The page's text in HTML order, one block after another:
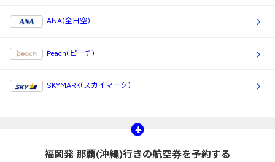
ANA(全日空)
Peach(ピーチ)
SKYMARK(スカイマーク)
福岡発 那覇(沖縄)行きの航空券を予約する